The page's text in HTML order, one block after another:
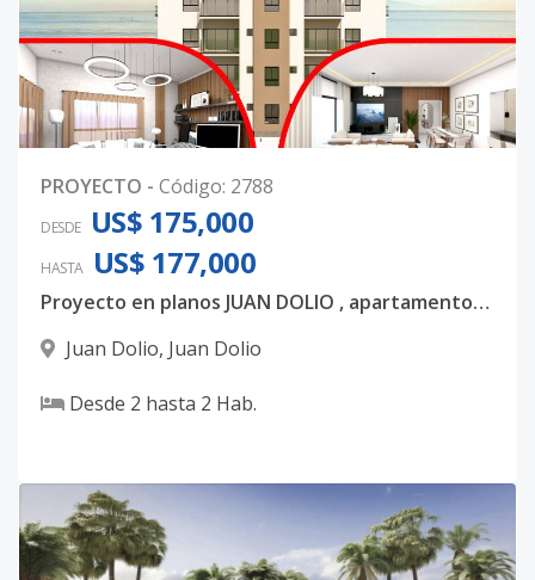
PROYECTO - Código: 2788
DESDE US$ 175,000
HASTA US$ 177,000
Proyecto en planos JUAN DOLIO , apartamentos de 2 habitaciones , 2 baños. Entrega en 2025
Juan Dolio, Juan Dolio
Desde 2 hasta 2 Hab.